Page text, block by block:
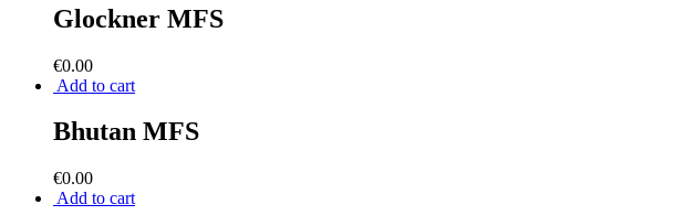
Glockner MFS
€0.00
Add to cart
Bhutan MFS
€0.00
Add to cart